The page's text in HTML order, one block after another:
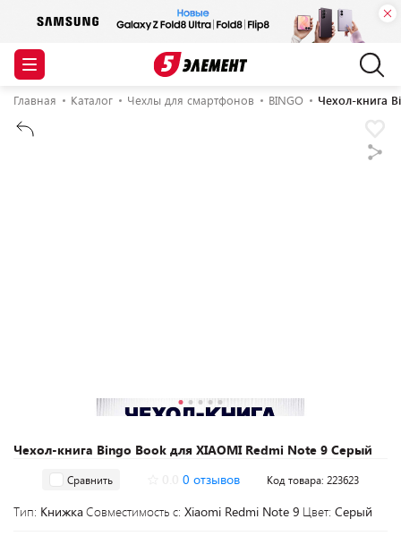
Главная Каталог Чехлы для смартфонов BINGO Чехол-книга
Чехол-книга Bingo Book для XIAOMI Redmi Note 9 Серый
Сравнить 0 отзывов Код товара: 223623
Тип: КнижкаСовместимость с: Xiaomi Redmi Note 9 Цвет: Серый